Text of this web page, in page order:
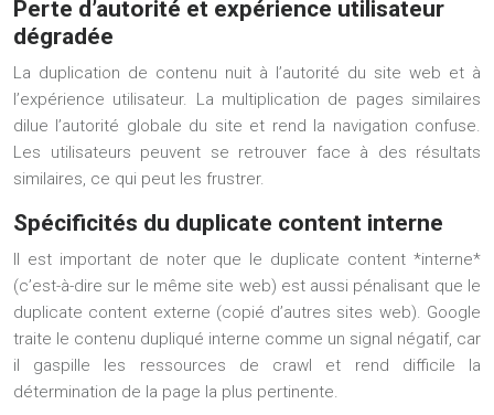
Perte d’autorité et expérience utilisateur
dégradée
La duplication de contenu nuit à l’autorité du site web et à
l’expérience utilisateur. La multiplication de pages similaires
dilue l’autorité globale du site et rend la navigation confuse.
Les utilisateurs peuvent se retrouver face à des résultats
similaires, ce qui peut les frustrer.
Spécificités du duplicate content interne
Il est important de noter que le duplicate content *interne*
(c’est-à-dire sur le même site web) est aussi pénalisant que le
duplicate content externe (copié d’autres sites web). Google
traite le contenu dupliqué interne comme un signal négatif, car
il gaspille les ressources de crawl et rend difficile la
détermination de la page la plus pertinente.